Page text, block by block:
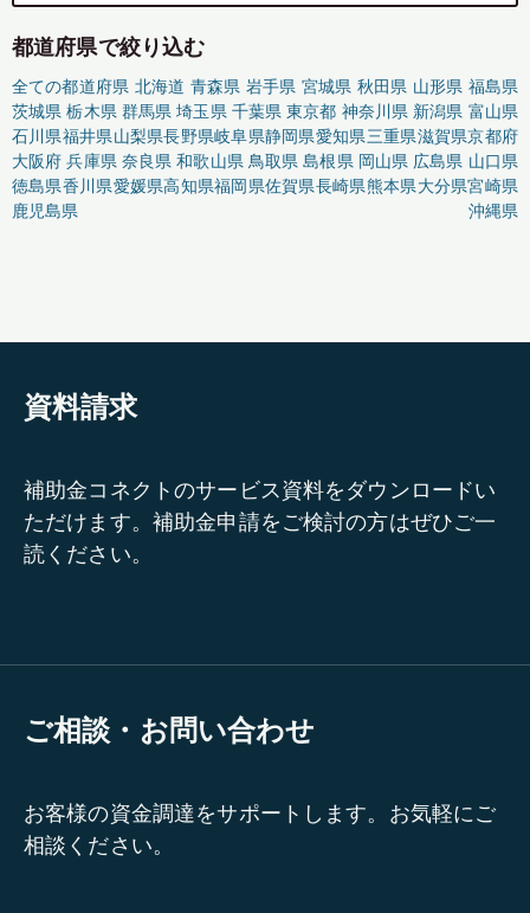
都道府県で絞り込む
全ての都道府県 北海道 青森県 岩手県 宮城県 秋田県 山形県 福島県
茨城県 栃木県 群馬県 埼玉県 千葉県 東京都 神奈川県 新潟県 富山県
石川県福井県山梨県長野県岐阜県静岡県愛知県三重県滋賀県京都府
大阪府 兵庫県 奈良県 和歌山県 鳥取県 島根県 岡山県 広島県 山口県
徳島県香川県愛媛県高知県福岡県佐賀県長崎県熊本県大分県宮崎県
鹿児島県
沖縄県
資料請求
補助金コネクトのサービス資料をダウンロードい
ただけます。補助金申請をご検討の方はぜひご一
読ください。
ご相談・お問い合わせ
お客様の資金調達をサポートします。お気軽にご
相談ください。